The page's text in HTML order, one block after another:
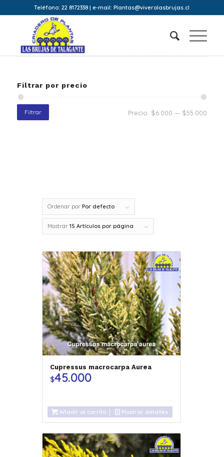
Teléfono: 22 8172338 | e-mail: Plantas@viverolasbrujas.cl
Ordenar por Por defecto
Mostrar 15 Artículos por página
Cupressus macrocarpa Aurea
$45.000
Añadir al carrito Mostrar detalles
Filtrar por precio
Filtrar Precio: $6.000 — $55.000